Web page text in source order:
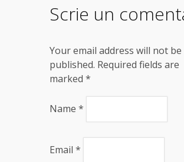
Scrie un
Your email address will not be
published. Required fields are
marked *
Name *
Email *